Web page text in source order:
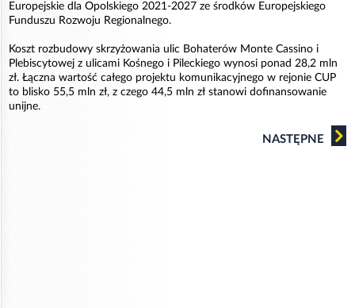
Europejskie dla Opolskiego 2021-2027 ze środków Europejskiego
Funduszu Rozwoju Regionalnego.
Koszt rozbudowy skrzyżowania ulic Bohaterów Monte Cassino i
Plebiscytowej z ulicami Kośnego i Pileckiego wynosi ponad 28,2 mln
zł. Łączna wartość całego projektu komunikacyjnego w rejonie CUP
to blisko 55,5 mln zł, z czego 44,5 mln zł stanowi dofinansowanie
unijne.
NASTĘPNE